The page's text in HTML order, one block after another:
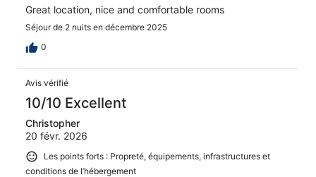
Great location, nice and comfortable rooms
Séjour de 2 nuits en décembre 2025
0
Avis vérifié
10/10 Excellent
Christopher
20 févr. 2026
Les points forts : Propreté, équipements, infrastructures et
conditions de l’hébergement